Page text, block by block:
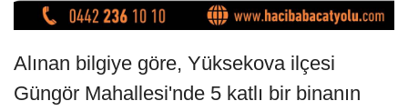
Alınan bilgiye göre, Yüksekova ilçesi
Güngör Mahallesi'nde 5 katlı bir binanın